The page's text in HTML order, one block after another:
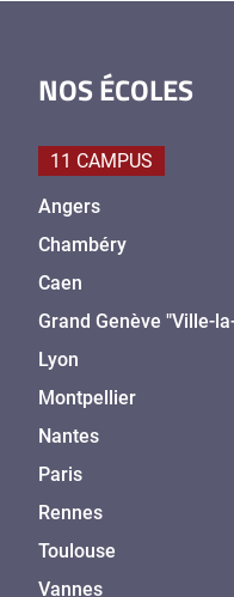
NOS ÉCOLES
11 CAMPUS
Angers
Chambéry
Caen
Grand Genève "Ville-
Lyon
Montpellier
Nantes
Paris
Rennes
Toulouse
Vannes